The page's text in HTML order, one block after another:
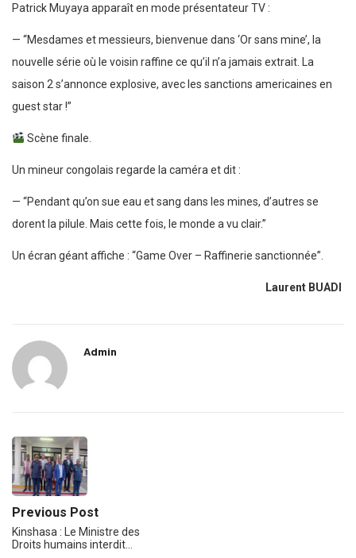
Patrick Muyaya apparaît en mode présentateur TV :
— “Mesdames et messieurs, bienvenue dans ‘Or sans mine’, la
nouvelle série où le voisin raffine ce qu’il n’a jamais extrait. La
saison 2 s’annonce explosive, avec les sanctions americaines en
guest star !”
Scène finale.
Un mineur congolais regarde la caméra et dit :
— “Pendant qu’on sue eau et sang dans les mines, d’autres se
dorent la pilule. Mais cette fois, le monde a vu clair.”
Un écran géant affiche : “Game Over – Raffinerie sanctionnée”.
Laurent BUADI
Admin
Previous Post
Kinshasa : Le Ministre des
Droits humains interdit…